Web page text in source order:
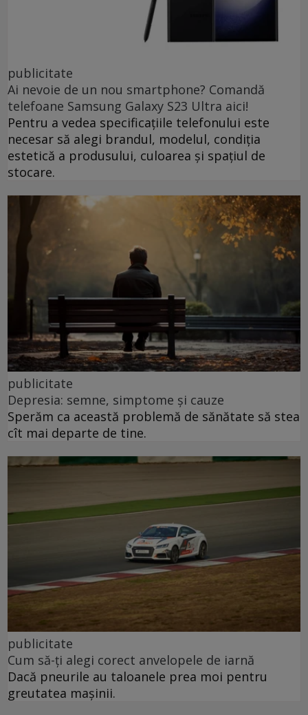
publicitate
Ai nevoie de un nou smartphone? Comandă
telefoane Samsung Galaxy S23 Ultra aici!
Pentru a vedea specificațiile telefonului este
necesar să alegi brandul, modelul, condiția
estetică a produsului, culoarea și spațiul de
stocare.
publicitate
Depresia: semne, simptome și cauze
Sperăm ca această problemă de sănătate să stea
cît mai departe de tine.
publicitate
Cum să-ți alegi corect anvelopele de iarnă
Dacă pneurile au taloanele prea moi pentru
greutatea mașinii.